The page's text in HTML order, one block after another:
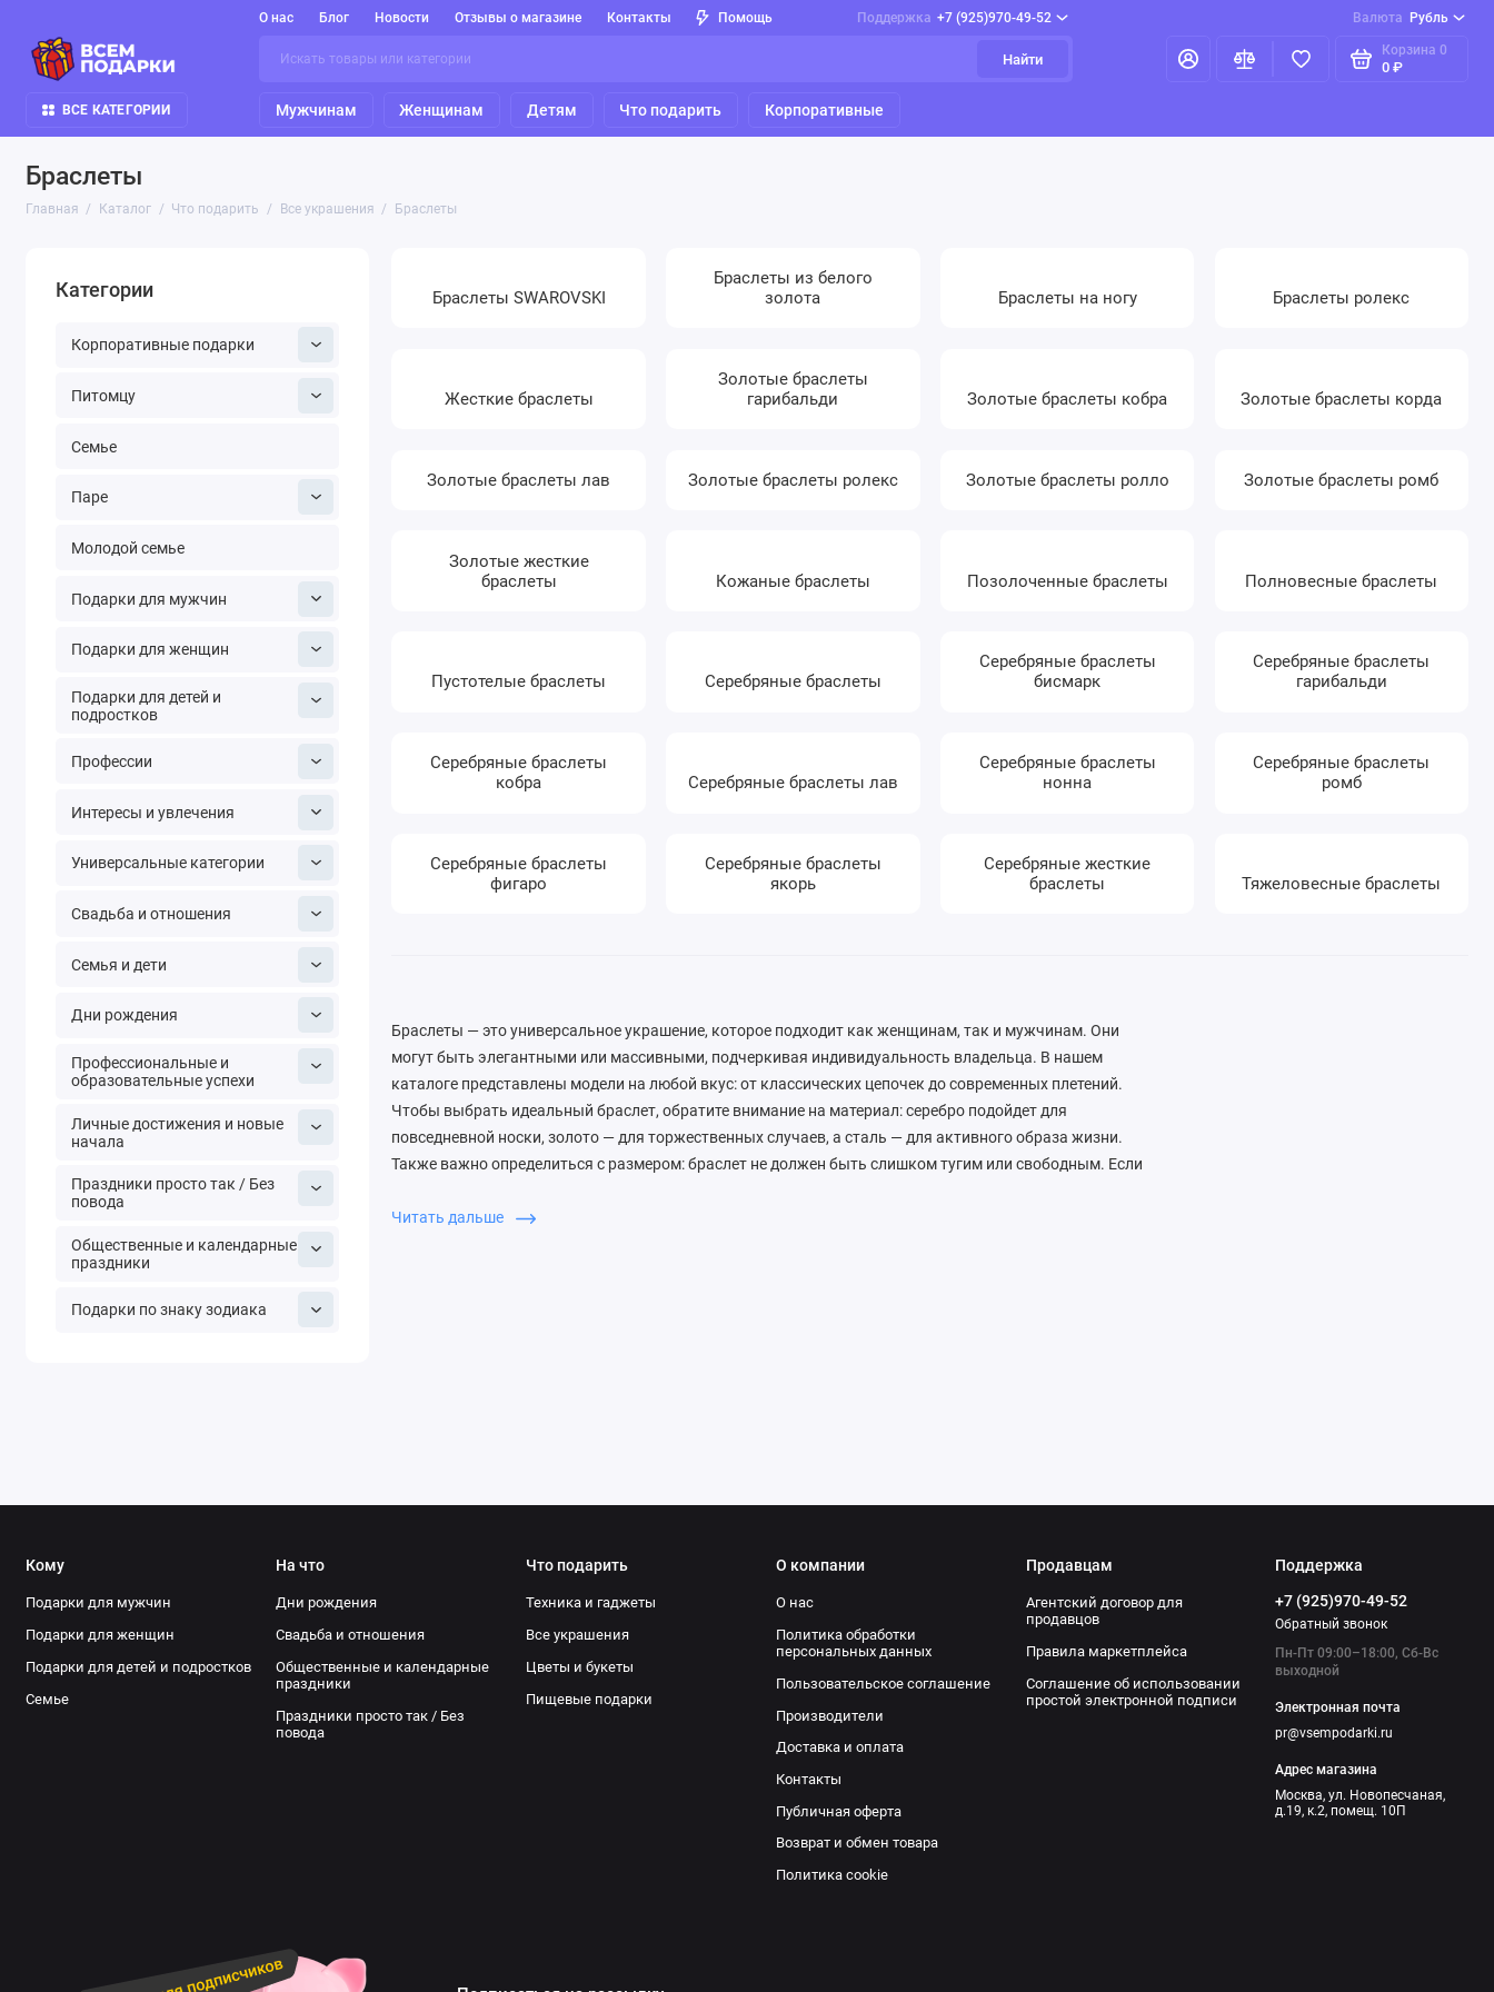
О нас Блог Новости Отзывы о магазине Контакты Помощь Поддержка +7 (925)970-49-52 Валюта Рубль
Найти
Корзина 0
0 ₽
ВСЕ КАТЕГОРИИ Мужчинам Женщинам Детям Что подарить Корпоративные
Браслеты
Главная Каталог Что подарить Все украшения Браслеты
Категории
Корпоративные подарки
Питомцу
Семье
Паре
Молодой семье
Подарки для мужчин
Подарки для женщин
Подарки для детей и
подростков
Профессии
Интересы и увлечения
Универсальные категории
Свадьба и отношения
Семья и дети
Дни рождения
Профессиональные и
образовательные успехи
Личные достижения и новые
начала
Праздники просто так / Без
повода
Общественные и календарные
праздники
Подарки по знаку зодиака
Браслеты SWAROVSKI
Браслеты из белого
золота
Браслеты на ногу Браслеты ролекс
Жесткие браслеты
Золотые браслеты
гарибальди
Золотые браслеты кобра Золотые браслеты корда
Золотые браслеты лав Золотые браслеты ролекс Золотые браслеты ролло Золотые браслеты ромб
Золотые жесткие
браслеты
Кожаные браслеты Позолоченные браслеты Полновесные браслеты
Пустотелые браслеты Серебряные браслеты
Серебряные браслеты
бисмарк
Серебряные браслеты
гарибальди
Серебряные браслеты
кобра
Серебряные браслеты лав
Серебряные браслеты
нонна
Серебряные браслеты
ромб
Серебряные браслеты
фигаро
Серебряные браслеты
якорь
Серебряные жесткие
браслеты
Тяжеловесные браслеты
Браслеты — это универсальное украшение, которое подходит как женщинам, так и мужчинам. Они
могут быть элегантными или массивными, подчеркивая индивидуальность владельца. В нашем
каталоге представлены модели на любой вкус: от классических цепочек до современных плетений.
Чтобы выбрать идеальный браслет, обратите внимание на материал: серебро подойдет для
повседневной носки, золото — для торжественных случаев, а сталь — для активного образа жизни.
Также важно определиться с размером: браслет не должен быть слишком тугим или свободным. Если
индивидуальности. Для романтичного сюрприза подойдут браслеты с сердечками или кулонами в виде
Читать дальше
Кому
Подарки для мужчин
Подарки для женщин
Подарки для детей и подростков
Семье
На что
Дни рождения
Свадьба и отношения
Общественные и календарные
праздники
Праздники просто так / Без
повода
Что подарить
Техника и гаджеты
Все украшения
Цветы и букеты
Пищевые подарки
О компании
О нас
Политика обработки
персональных данных
Пользовательское соглашение
Производители
Доставка и оплата
Контакты
Публичная оферта
Возврат и обмен товара
Политика cookie
Продавцам
Агентский договор для
продавцов
Правила маркетплейса
Соглашение об использовании
простой электронной подписи
Поддержка
+7 (925)970-49-52
Обратный звонок
Пн-Пт 09:00–18:00, Сб-Вс
выходной
Электронная почта
pr@vsempodarki.ru
Адрес магазина
Москва, ул. Новопесчаная,
д.19, к.2, помещ. 10П